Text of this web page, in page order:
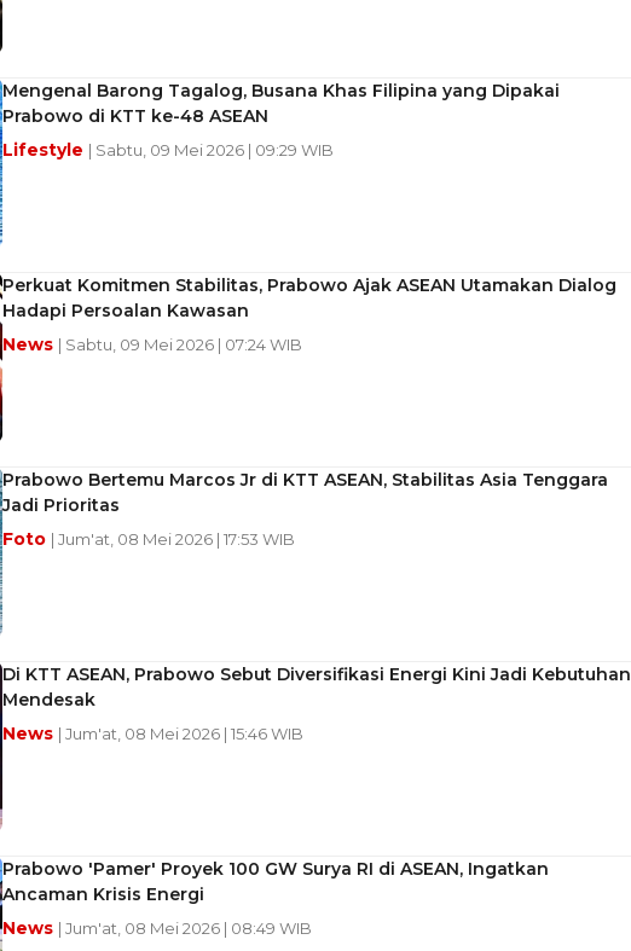
Mengenal Barong Tagalog, Busana Khas Filipina yang Dipakai
Prabowo di KTT ke-48 ASEAN
Lifestyle | Sabtu, 09 Mei 2026 | 09:29 WIB
Perkuat Komitmen Stabilitas, Prabowo Ajak ASEAN Utamakan Dialog
Hadapi Persoalan Kawasan
News | Sabtu, 09 Mei 2026 | 07:24 WIB
Prabowo Bertemu Marcos Jr di KTT ASEAN, Stabilitas Asia Tenggara
Jadi Prioritas
Foto | Jum'at, 08 Mei 2026 | 17:53 WIB
Di KTT ASEAN, Prabowo Sebut Diversifikasi Energi Kini Jadi Kebutuhan
Mendesak
News | Jum'at, 08 Mei 2026 | 15:46 WIB
Prabowo 'Pamer' Proyek 100 GW Surya RI di ASEAN, Ingatkan
Ancaman Krisis Energi
News | Jum'at, 08 Mei 2026 | 08:49 WIB